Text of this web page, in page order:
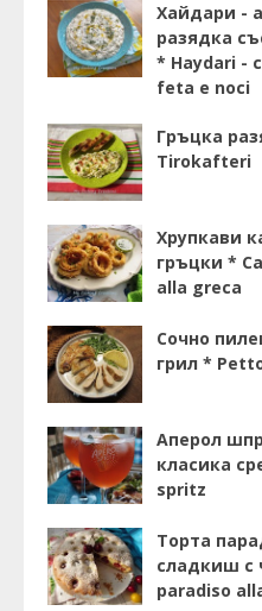
Хайдари -
разядка
* Haydari -
feta e noci
Гръцка
Tirokafteri
Хрупкави
гръцки *
alla greca
Сочно
грил *
Аперол
класика
spritz
Торта
сладкиш с
paradiso